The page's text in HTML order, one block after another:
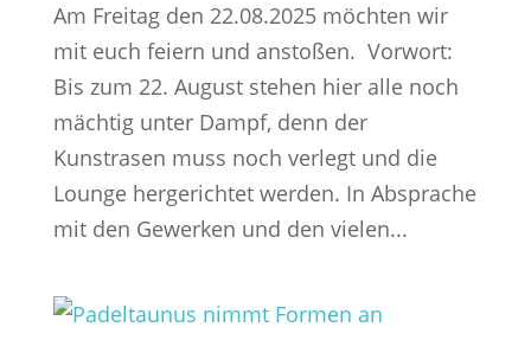
Am Freitag den 22.08.2025 möchten wir
mit euch feiern und anstoßen. Vorwort:
Bis zum 22. August stehen hier alle noch
mächtig unter Dampf, denn der
Kunstrasen muss noch verlegt und die
Lounge hergerichtet werden. In Absprache
mit den Gewerken und den vielen...